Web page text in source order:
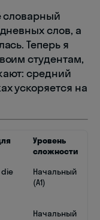
словарный
слов, а
Теперь я
студентам,
средний
ускоряется на
Уровень
сложности
Начальный
(A1)
Начальный